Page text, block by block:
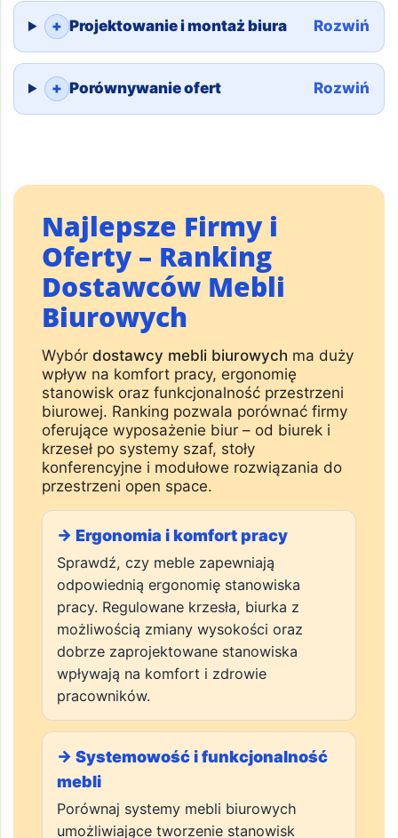
+ Trwałość i materiały wykonania Rozwiń
+ Projektowanie i montaż biura Rozwiń
Najlepsze Firmy i
Oferty – Ranking
Dostawców Mebli
Biurowych
Wybór dostawcy mebli biurowych
wpływ na komfort pracy, ergonomię
stanowisk oraz funkcjonalność przestrzeni
oferujące wyposażenie biur – od biurek i
krzeseł po systemy szaf, stoły
konferencyjne i modułowe rozwiązania do
przestrzeni open space.
→ Ergonomia i komfort pracy
Sprawdź, czy meble zapewniają
odpowiednią ergonomię stanowiska
pracy. Regulowane krzesła, biurka z
możliwością zmiany wysokości oraz
wpływają na komfort i zdrowie
pracowników.